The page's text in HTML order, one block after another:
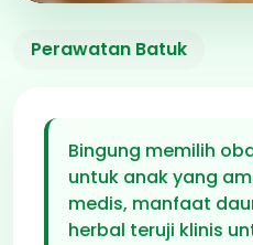
Bunda
Untuk
28 Nov 20255 Menit
Perawatan Batuk
Bingung memilih
untuk anak yang
medis, manfaat
herbal teruji klinis